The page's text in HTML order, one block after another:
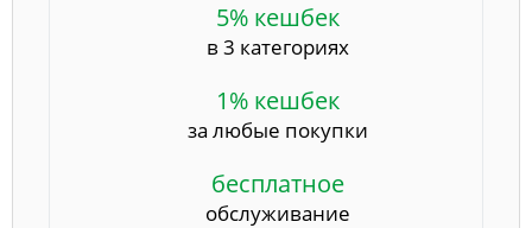
5% кешбек
в 3 категориях
1% кешбек
за любые покупки
бесплатное
обслуживание